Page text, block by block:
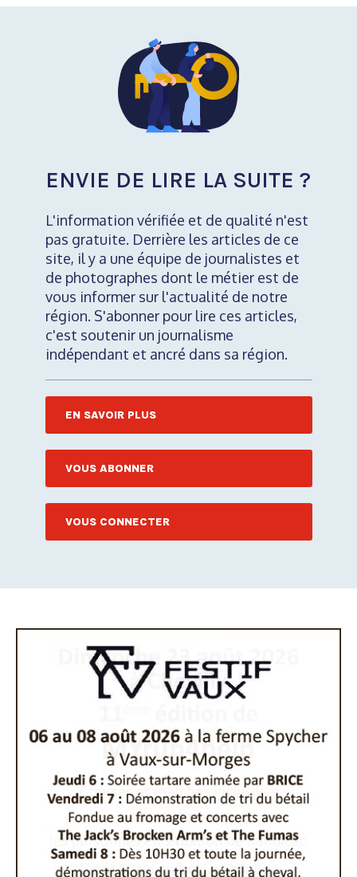
ENVIE DE LIRE LA SUITE ?
L'information vérifiée et de qualité n'est
pas gratuite. Derrière les articles de ce
site, il y a une équipe de journalistes et
de photographes dont le métier est de
vous informer sur l'actualité de notre
région. S'abonner pour lire ces articles,
c'est soutenir un journalisme
indépendant et ancré dans sa région.
EN SAVOIR PLUS
VOUS ABONNER
VOUS CONNECTER